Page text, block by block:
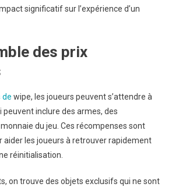
significatif sur l’expérience d’un
des prix
de wipe, les joueurs peuvent s’attendre à
peuvent inclure des armes, des
du jeu. Ces récompenses sont
aider les joueurs à retrouver rapidement
réinitialisation.
on trouve des objets exclusifs qui ne sont